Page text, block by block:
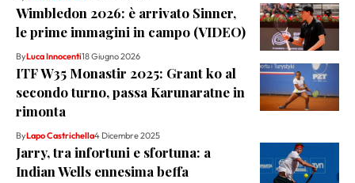
Wimbledon 2026: è arrivato Sinner,
le prime immagini in campo (VIDEO)
ByLuca Innocenti18 Giugno 2026
ITF W35 Monastir 2025: Grant ko al
secondo turno, passa Karunaratne in
rimonta
ByLapo Castrichella4 Dicembre 2025
Jarry, tra infortuni e sfortuna: a
Indian Wells ennesima beffa